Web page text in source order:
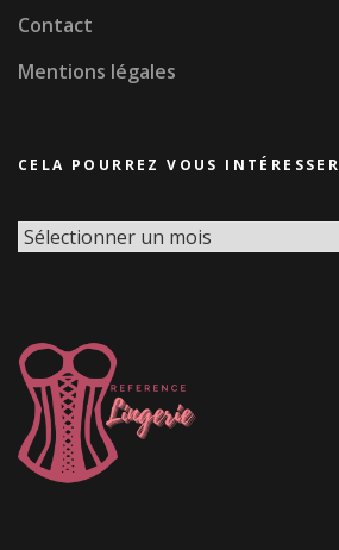
Contact
Mentions légales
CELA POURREZ VOUS INTÉRESSER
Cela